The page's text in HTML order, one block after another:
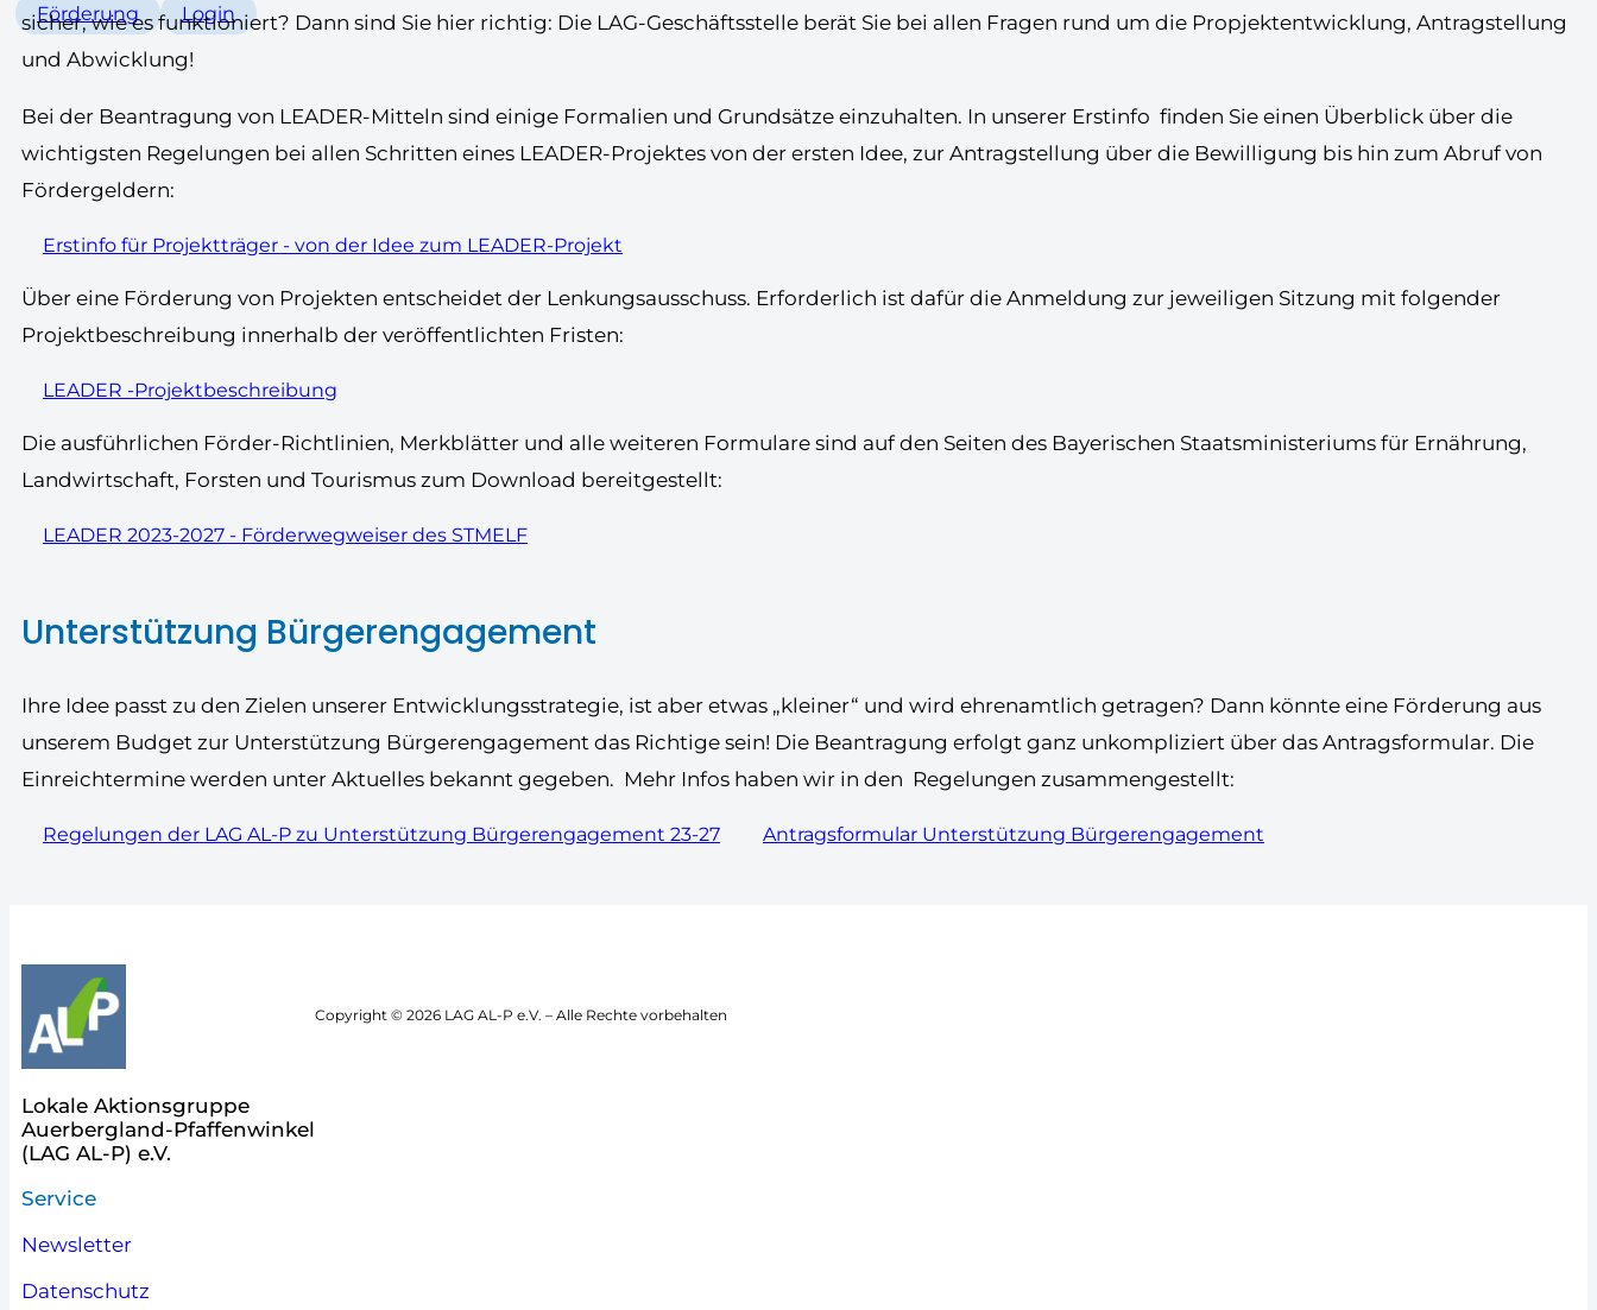
Förderung Login
sicher, wie es funktioniert? Dann sind Sie hier richtig: Die LAG-Geschäftsstelle berät Sie bei allen Fragen rund um die Propjektentwicklung, Antragstellung
und Abwicklung!
Bei der Beantragung von LEADER-Mitteln sind einige Formalien und Grundsätze einzuhalten. In unserer Erstinfo finden Sie einen Überblick über die
wichtigsten Regelungen bei allen Schritten eines LEADER-Projektes von der ersten Idee, zur Antragstellung über die Bewilligung bis hin zum Abruf von
Fördergeldern:
Erstinfo für Projektträger - von der Idee zum LEADER-Projekt
Über eine Förderung von Projekten entscheidet der Lenkungsausschuss. Erforderlich ist dafür die Anmeldung zur jeweiligen Sitzung mit folgender
Projektbeschreibung innerhalb der veröffentlichten Fristen:
LEADER -Projektbeschreibung
Die ausführlichen Förder-Richtlinien, Merkblätter und alle weiteren Formulare sind auf den Seiten des Bayerischen Staatsministeriums für Ernährung,
Landwirtschaft, Forsten und Tourismus zum Download bereitgestellt:
LEADER 2023-2027 - Förderwegweiser des STMELF
Unterstützung Bürgerengagement
Ihre Idee passt zu den Zielen unserer Entwicklungsstrategie, ist aber etwas „kleiner“ und wird ehrenamtlich getragen? Dann könnte eine Förderung aus
unserem Budget zur Unterstützung Bürgerengagement das Richtige sein! Die Beantragung erfolgt ganz unkompliziert über das Antragsformular. Die
Einreichtermine werden unter Aktuelles bekannt gegeben. Mehr Infos haben wir in den Regelungen zusammengestellt:
Regelungen der LAG AL-P zu Unterstützung Bürgerengagement 23-27 Antragsformular Unterstützung Bürgerengagement
Lokale Aktionsgruppe
Auerbergland-Pfaffenwinkel
(LAG AL-P) e.V.
Service
Newsletter
Datenschutz
Copyright © 2026 LAG AL-P e.V. – Alle Rechte vorbehalten